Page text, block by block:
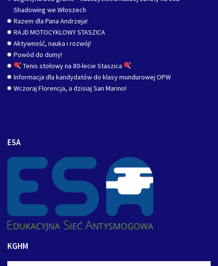
Shadowing we Włoszech
Razem dla Pana Andrzeja!
RAJD MOTOCYKLOWY STASZICA
Aktywność, nauka i rozwój!
Powód do dumy!
Tenis stołowy na 80-lecie Staszica
Informacja dla kandydatów do klasy mundurowej OPW
Wczoraj Florencja, a dzisiaj San Marino!
ESA
KGHM